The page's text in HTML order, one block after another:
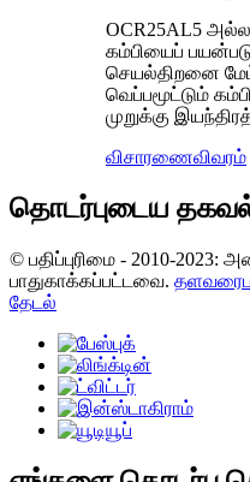
OCR25AL5
கம்பியைப்
செயல்திறனை
வெப்பமூட்டும்
முறுக்கு
விசாரணைவிவரம்
தொடர்புடைய
© பதிப்புரிமை - 2010-2023:
பாதுகாக்கப்பட்டவை.
தேடல்